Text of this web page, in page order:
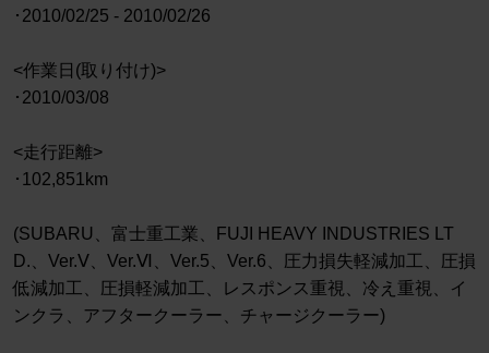
･2010/02/25 - 2010/02/26
<作業日(取り付け)>
･2010/03/08
<走行距離>
･102,851km
(SUBARU、富士重工業、FUJI HEAVY INDUSTRIES LT
D.、Ver.Ⅴ、Ver.Ⅵ、Ver.5、Ver.6、圧力損失軽減加工、圧損
低減加工、圧損軽減加工、レスポンス重視、冷え重視、イ
ンクラ、アフタークーラー、チャージクーラー)